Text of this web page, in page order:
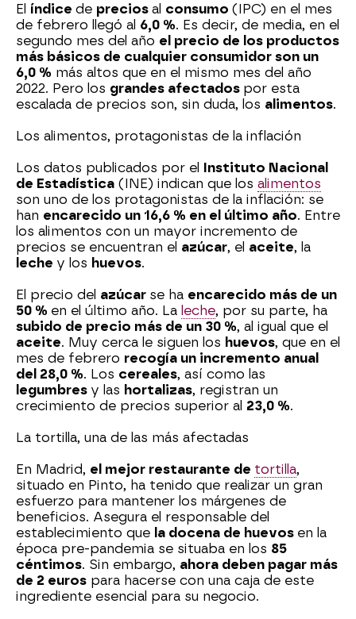
El índice de precios al consumo (IPC) en el mes
de febrero llegó al 6,0 %. Es decir, de media, en el
segundo mes del año el precio de los productos
más básicos de cualquier consumidor son un
6,0 % más altos que en el mismo mes del año
2022. Pero los grandes afectados por esta
escalada de precios son, sin duda, los alimentos.
Los alimentos, protagonistas de la inflación
Los datos publicados por el Instituto Nacional
de Estadística (INE) indican que los alimentos
son uno de los protagonistas de la inflación: se
han encarecido un 16,6 % en el último año. Entre
los alimentos con un mayor incremento de
precios se encuentran el azúcar, el aceite, la
leche y los huevos.
El precio del azúcar se ha encarecido más de un
50 % en el último año. La leche, por su parte, ha
subido de precio más de un 30 %, al igual que el
aceite. Muy cerca le siguen los huevos, que en el
mes de febrero recogía un incremento anual
del 28,0 %. Los cereales, así como las
legumbres y las hortalizas, registran un
crecimiento de precios superior al 23,0 %.
La tortilla, una de las más afectadas
En Madrid, el mejor restaurante de tortilla,
situado en Pinto, ha tenido que realizar un gran
esfuerzo para mantener los márgenes de
beneficios. Asegura el responsable del
establecimiento que la docena de huevos en la
época pre-pandemia se situaba en los 85
céntimos. Sin embargo, ahora deben pagar más
de 2 euros para hacerse con una caja de este
ingrediente esencial para su negocio.